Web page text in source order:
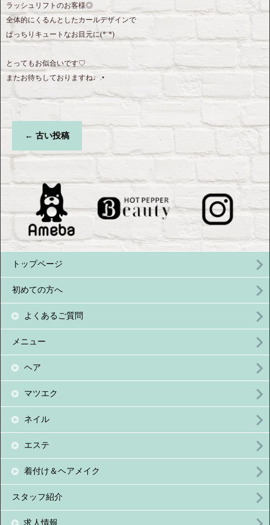
ラッシュリフトのお客様◎
全体的にくるんとしたカールデザインで
ぱっちりキュートなお目元に(*¨*)
とってもお似合いです♡
またお待ちしておりますね♩.•
← 古い投稿
トップページ
初めての方へ
よくあるご質問
メニュー
ヘア
マツエク
ネイル
エステ
着付け＆ヘアメイク
スタッフ紹介
求人情報